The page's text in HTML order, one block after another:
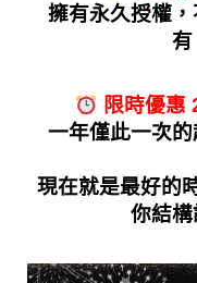
擁有永久授權
有
限時優惠
一年僅此一次
現在就是最好的
你結構